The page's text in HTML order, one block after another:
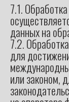
7.1.
данных на
7.2.
для
или законом,